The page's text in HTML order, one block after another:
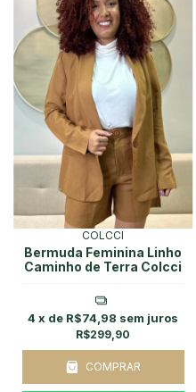
COLCCI
Bermuda Feminina Linho
Caminho de Terra Colcci
R$299,90
4 x de R$74,98 sem juros
COMPRAR